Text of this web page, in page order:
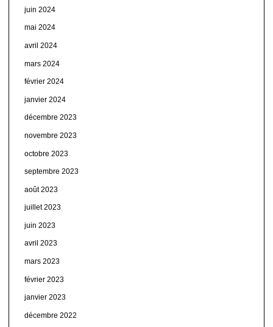
juin 2024
mai 2024
avril 2024
mars 2024
février 2024
janvier 2024
décembre 2023
novembre 2023
octobre 2023
septembre 2023
août 2023
juillet 2023
juin 2023
avril 2023
mars 2023
février 2023
janvier 2023
décembre 2022